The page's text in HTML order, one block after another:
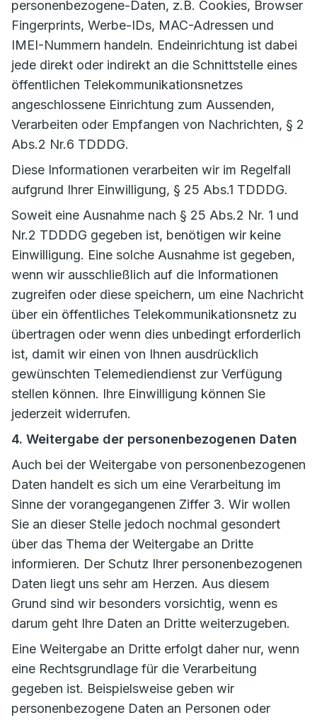
personenbezogene-Daten, z.B. Cookies, Browser
Fingerprints, Werbe-IDs, MAC-Adressen und
IMEI-Nummern handeln. Endeinrichtung ist dabei
jede direkt oder indirekt an die Schnittstelle eines
öffentlichen Telekommunikationsnetzes
angeschlossene Einrichtung zum Aussenden,
Verarbeiten oder Empfangen von Nachrichten, § 2
Abs.2 Nr.6 TDDDG.
Diese Informationen verarbeiten wir im Regelfall
aufgrund Ihrer Einwilligung, § 25 Abs.1 TDDDG.
Soweit eine Ausnahme nach § 25 Abs.2 Nr. 1 und
Nr.2 TDDDG gegeben ist, benötigen wir keine
Einwilligung. Eine solche Ausnahme ist gegeben,
wenn wir ausschließlich auf die Informationen
zugreifen oder diese speichern, um eine Nachricht
über ein öffentliches Telekommunikationsnetz zu
übertragen oder wenn dies unbedingt erforderlich
ist, damit wir einen von Ihnen ausdrücklich
gewünschten Telemediendienst zur Verfügung
stellen können. Ihre Einwilligung können Sie
jederzeit widerrufen.
4. Weitergabe der personenbezogenen Daten
Auch bei der Weitergabe von personenbezogenen
Daten handelt es sich um eine Verarbeitung im
Sinne der vorangegangenen Ziffer 3. Wir wollen
Sie an dieser Stelle jedoch nochmal gesondert
über das Thema der Weitergabe an Dritte
informieren. Der Schutz Ihrer personenbezogenen
Daten liegt uns sehr am Herzen. Aus diesem
Grund sind wir besonders vorsichtig, wenn es
darum geht Ihre Daten an Dritte weiterzugeben.
Eine Weitergabe an Dritte erfolgt daher nur, wenn
eine Rechtsgrundlage für die Verarbeitung
gegeben ist. Beispielsweise geben wir
personenbezogene Daten an Personen oder